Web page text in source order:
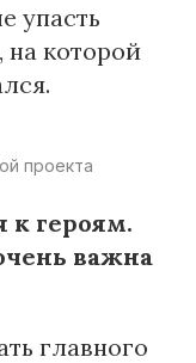
упасть
на которой
проекта
к героям.
важна
главного